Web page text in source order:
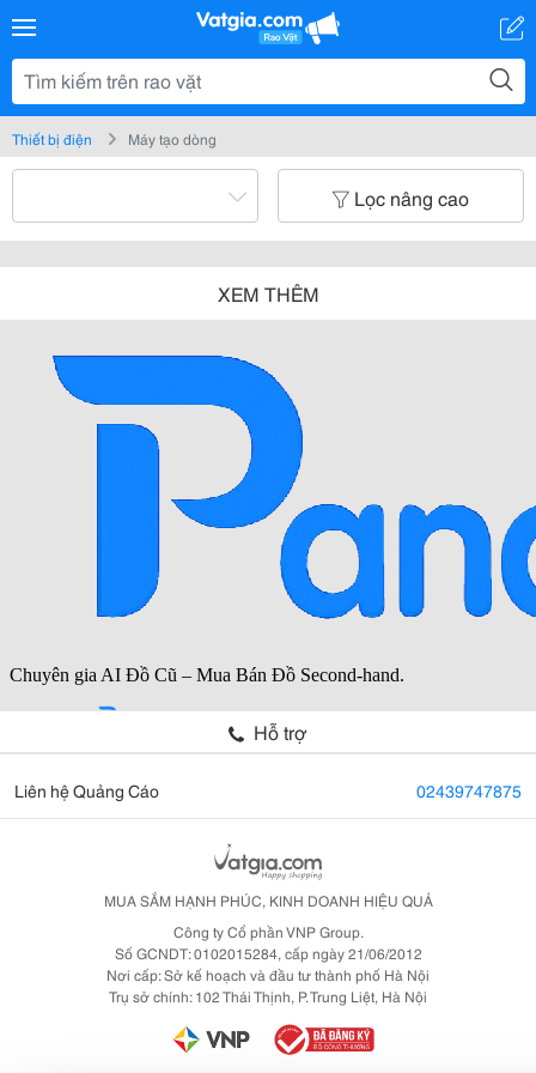
Thiết bị điện Máy tạo dòng
Lọc nâng cao
XEM THÊM
Hỗ trợ
Liên hệ Quảng Cáo 02439747875
MUA SẮM HẠNH PHÚC, KINH DOANH HIỆU QUẢ
Công ty Cổ phần VNP Group.
Số GCNDT: 0102015284, cấp ngày 21/06/2012
Nơi cấp: Sở kế hoạch và đầu tư thành phố Hà Nội
Trụ sở chính: 102 Thái Thịnh, P. Trung Liệt, Hà Nội